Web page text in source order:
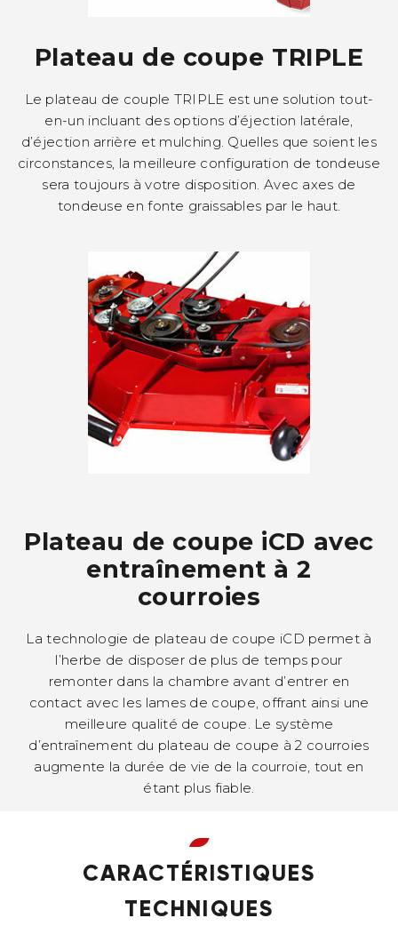
Plateau de coupe TRIPLE
Le plateau de couple TRIPLE est une solution tout-
en-un incluant des options d’éjection latérale,
d’éjection arrière et mulching. Quelles que soient les
circonstances, la meilleure configuration de tondeuse
sera toujours à votre disposition. Avec axes de
tondeuse en fonte graissables par le haut.
Plateau de coupe iCD avec
entraînement à 2
courroies
La technologie de plateau de coupe iCD permet à
l’herbe de disposer de plus de temps pour
remonter dans la chambre avant d’entrer en
contact avec les lames de coupe, offrant ainsi une
meilleure qualité de coupe. Le système
d’entraînement du plateau de coupe à 2 courroies
augmente la durée de vie de la courroie, tout en
étant plus fiable.
CARACTÉRISTIQUES
TECHNIQUES